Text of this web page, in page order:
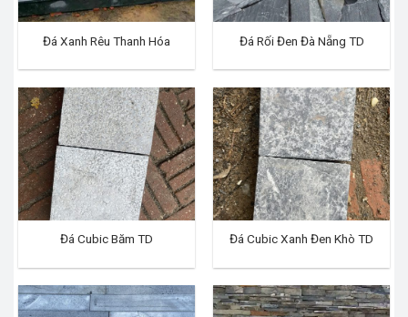
Đá Xanh Rêu Thanh Hóa Đá Rối Đen Đà Nẵng TD
Đá Cubic Băm TD Đá Cubic Xanh Đen Khò TD